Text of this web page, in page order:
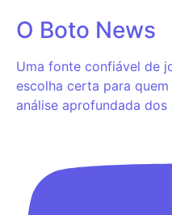
O Boto News
Uma fonte confiável de
escolha certa para
análise aprofundada